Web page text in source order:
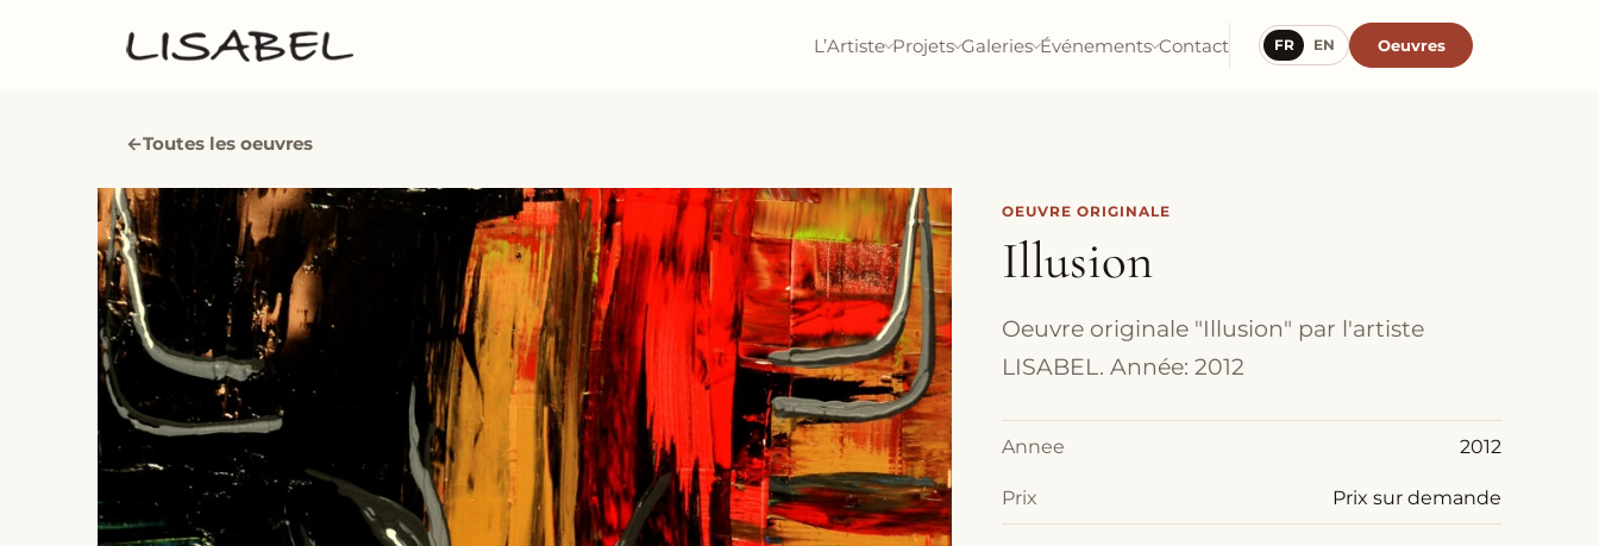
L’Artiste Projets Galeries Événements Contact FR EN Oeuvres
←Toutes les oeuvres
OEUVRE ORIGINALE
Illusion
Oeuvre originale "Illusion" par l'artiste
LISABEL. Année: 2012
Annee 2012
Prix Prix sur demande